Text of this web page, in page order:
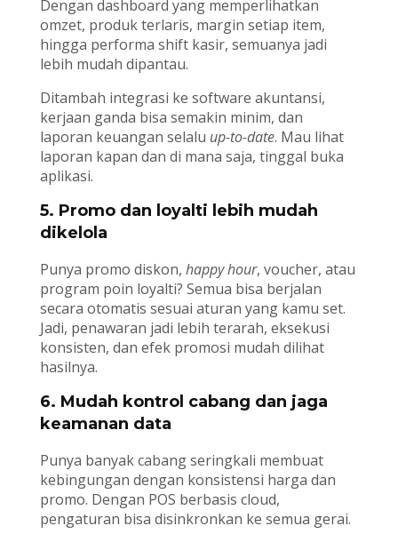
Dengan dashboard yang memperlihatkan
omzet, produk terlaris, margin setiap item,
hingga performa shift kasir, semuanya jadi
lebih mudah dipantau.
Ditambah integrasi ke software akuntansi,
kerjaan ganda bisa semakin minim, dan
laporan keuangan selalu up-to-date. Mau lihat
laporan kapan dan di mana saja, tinggal buka
aplikasi.
5. Promo dan loyalti lebih mudah
dikelola
Punya promo diskon, happy hour, voucher, atau
program poin loyalti? Semua bisa berjalan
secara otomatis sesuai aturan yang kamu set.
Jadi, penawaran jadi lebih terarah, eksekusi
konsisten, dan efek promosi mudah dilihat
hasilnya.
6. Mudah kontrol cabang dan jaga
keamanan data
Punya banyak cabang seringkali membuat
kebingungan dengan konsistensi harga dan
promo. Dengan POS berbasis cloud,
pengaturan bisa disinkronkan ke semua gerai.